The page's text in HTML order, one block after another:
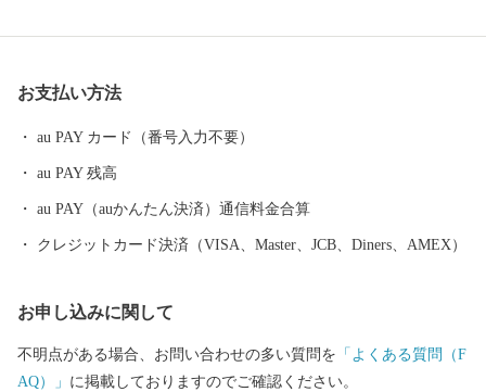
も目白押しです。 そんな山形県への旅を一層豊かなものにするの
が温泉です。山形県は、全ての市町村に温泉が湧出し、山や渓谷
海沿いの温泉など、様々なタイプの温泉を楽しむことができま
す。 ふるさと納税を機に山形へお越しいただき、旬の味覚、歴史
や文化、自然をお楽しみください。
お支払い方法
au PAY カード（番号入力不要）
au PAY 残高
au PAY（auかんたん決済）通信料金合算
クレジットカード決済（VISA、Master、JCB、Diners、AMEX）
お申し込みに関して
不明点がある場合、お問い合わせの多い質問を 「よくある質問（F
AQ）」 に掲載しておりますのでご確認ください。